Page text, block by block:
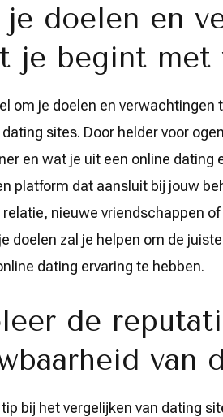
je doelen en
je begint met
om je doelen en
sites. Door helder voor
en wat je uit een online dating
platform dat aansluit bij jouw
nieuwe vriendschappen
doelen zal je helpen om de
dating ervaring te hebben.
de
van
bij het vergelijken van dating